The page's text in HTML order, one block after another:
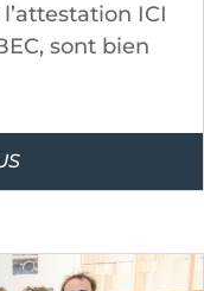
ICI
sont bien